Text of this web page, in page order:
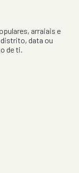
arraiais e
data ou
de ti.